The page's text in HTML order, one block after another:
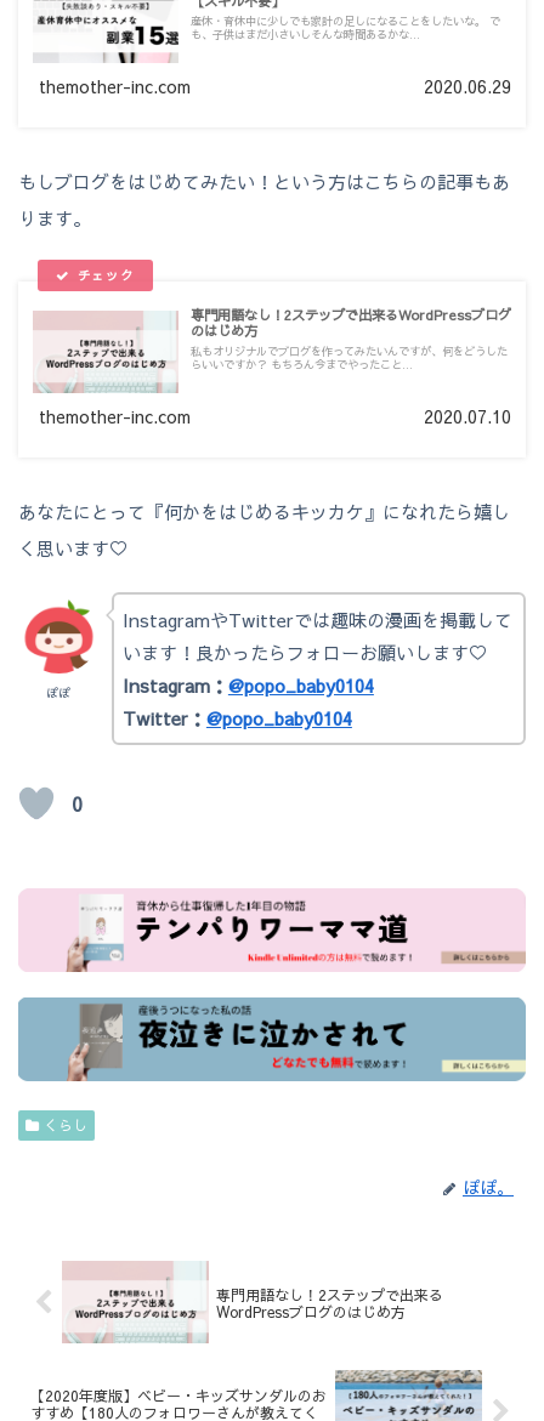
産休・育休中に少しでも家計の足しになることをしたいな。 で
も、子供はまだ小さいしそんな時間あるかな...
themother-inc.com 2020.06.29
もしブログをはじめてみたい！という方はこちらの記事もあ
ります。
専門用語なし！2ステップで出来るWordPressブログ
のはじめ方
私もオリジナルでブログを作ってみたいんですが、何をどうした
らいいですか？ もちろん今までやったこと...
themother-inc.com 2020.07.10
あなたにとって『何かをはじめるキッカケ』になれたら嬉し
く思います♡
ぽぽ
InstagramやTwitterでは趣味の漫画を掲載して
います！良かったらフォローお願いします♡
Instagram： @popo_baby0104
Twitter： @popo_baby0104
0
くらし
ぽぽ。
専門用語なし！2ステップで出来る
WordPressブログのはじめ方
【2020年度版】ベビー・キッズサンダルのお
すすめ【180人のフォロワーさんが教えてく